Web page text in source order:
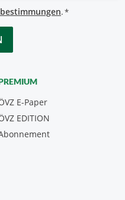
.*
E-Paper
EDITION